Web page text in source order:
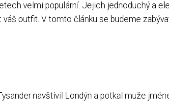
velmi populární. Jejich jednoduchý a
outfit. V tomto článku se budeme
navštívil Londýn a potkal muže